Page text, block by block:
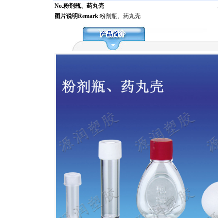
No.粉剂瓶、药丸壳
图片说明Remark:粉剂瓶、药丸壳